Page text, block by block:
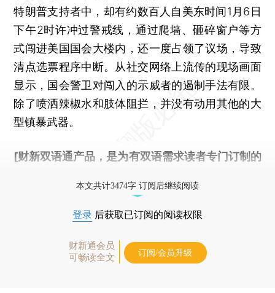
特朗普支持者中，却有约数百人自美东时间1月6日
下午2时许冲过警戒线，通过爬墙、砸碎窗户等方
式闯进美国国会大楼内，还一度占领了议场，导致
清点选票程序中断。从社交网络上流传的现场画面
显示，国会警卫对闯入的示威者的遏制手法有限。
除了喷洒辣椒水和肢体阻拦，并没有动用其他的大
型镇暴武器。
[财新双语通产品，是为有双语需求读者专门订制的
本文共计3474字 订阅后继续阅读
登录 后获取已订阅的阅读权限
财新通会员
可畅读全文
订阅/会员升级